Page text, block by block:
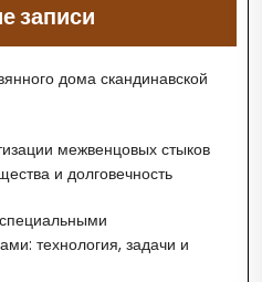
записи
дома скандинавской
межвенцовых стыков
и долговечность
технология, задачи и